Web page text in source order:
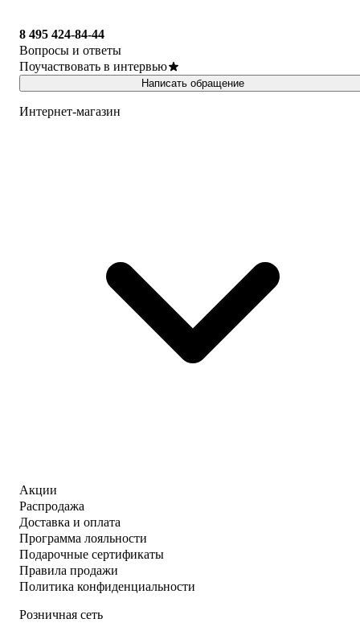
8 495 424-84-44
Вопросы и ответы
Поучаствовать в интервью
Написать обращение
Интернет-магазин
Акции
Распродажа
Доставка и оплата
Программа лояльности
Подарочные сертификаты
Правила продажи
Политика конфиденциальности
Розничная сеть